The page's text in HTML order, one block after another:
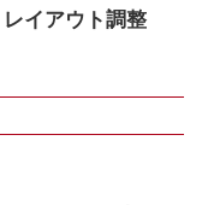
イアウト調整